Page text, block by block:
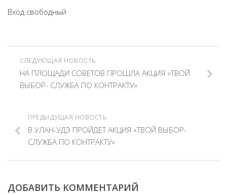
Вход свободный
СЛЕДУЮЩАЯ НОВОСТЬ
НА ПЛОЩАДИ СОВЕТОВ ПРОШЛА АКЦИЯ «ТВОЙ
ВЫБОР- СЛУЖБА ПО КОНТРАКТУ»
ПРЕДЫДУЩАЯ НОВОСТЬ
В УЛАН-УДЭ ПРОЙДЕТ АКЦИЯ «ТВОЙ ВЫБОР-
СЛУЖБА ПО КОНТРАКТУ»
ДОБАВИТЬ КОММЕНТАРИЙ